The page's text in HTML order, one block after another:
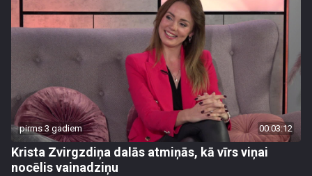
pirms 3 gadiem 00:03:12
Krista Zvirgzdiņa dalās atmiņās, kā vīrs viņai
nocēlis vainadziņu